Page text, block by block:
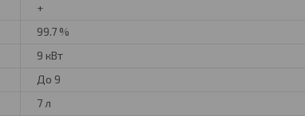
+
99.7 %
9 кВт
До 9
7 л